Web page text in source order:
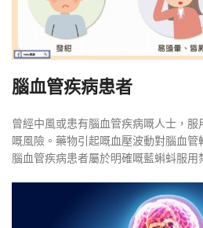
腦血管疾病患者
曾經中風或患有腦血管疾病嘅人士，
嘅風險。藥物引起嘅血壓波動對腦血管
腦血管疾病患者屬於明確嘅藍蝌蚪服用